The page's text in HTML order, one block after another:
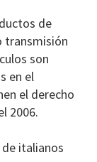
de
transmisión
son
en el
el derecho
2006.
italianos